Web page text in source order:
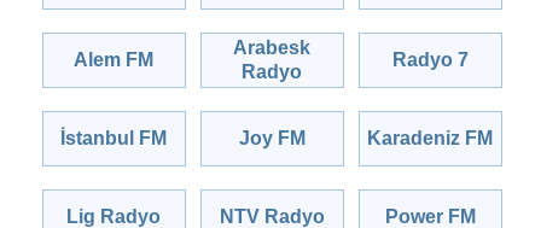
Alem FM
Arabesk
Radyo
Radyo 7
İstanbul FM Joy FM Karadeniz FM
Lig Radyo NTV Radyo Power FM